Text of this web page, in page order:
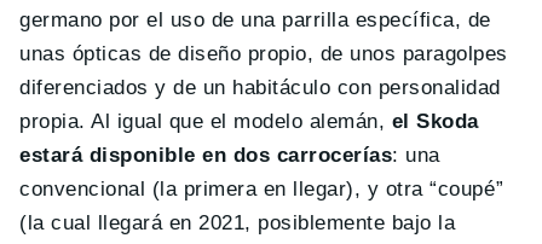
germano por el uso de una parrilla específica, de
unas ópticas de diseño propio, de unos paragolpes
diferenciados y de un habitáculo con personalidad
propia. Al igual que el modelo alemán, el Skoda
estará disponible en dos carrocerías: una
convencional (la primera en llegar), y otra “coupé”
(la cual llegará en 2021, posiblemente bajo la